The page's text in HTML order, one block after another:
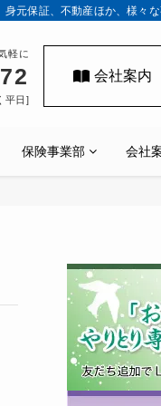
元保証、不動産ほか、様々な
軽に
平日]
会社案内
保険事業部 会社